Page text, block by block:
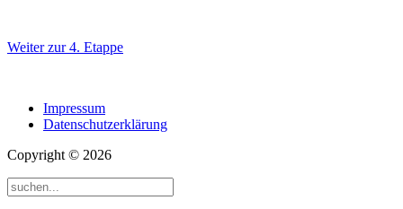
Weiter zur 4. Etappe
Impressum
Datenschutzerklärung
Copyright © 2026